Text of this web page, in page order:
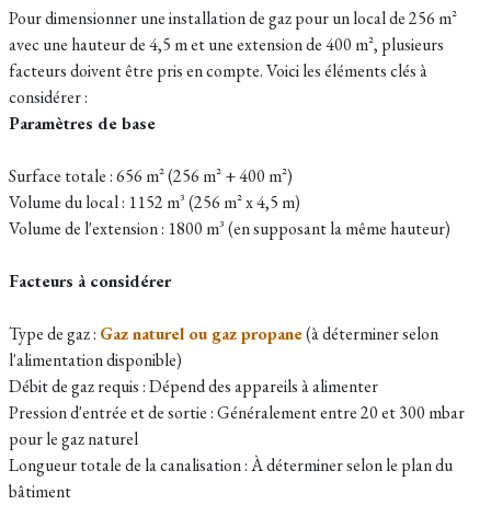
Pour dimensionner une installation de gaz pour un local de 256 m²
avec une hauteur de 4,5 m et une extension de 400 m², plusieurs
facteurs doivent être pris en compte. Voici les éléments clés à
considérer :
Paramètres de base
Surface totale : 656 m² (256 m² + 400 m²)
Volume du local : 1152 m³ (256 m² x 4,5 m)
Volume de l'extension : 1800 m³ (en supposant la même hauteur)
Facteurs à considérer
Type de gaz : Gaz naturel ou gaz propane(à déterminer selon
l'alimentation disponible)
Débit de gaz requis : Dépend des appareils à alimenter
Pression d'entrée et de sortie : Généralement entre 20 et 300 mbar
pour le gaz naturel
Longueur totale de la canalisation : À déterminer selon le plan du
bâtiment